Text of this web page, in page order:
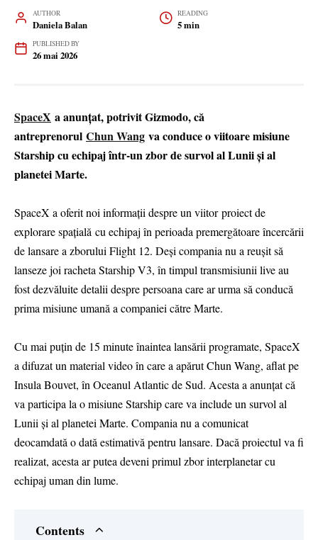
AUTHOR
Daniela Balan
READING
5 min
PUBLISHED BY
26 mai 2026
SpaceX a anunțat, potrivit Gizmodo, că
antreprenorul Chun Wang va conduce o viitoare misiune
Starship cu echipaj într-un zbor de survol al Lunii și al
planetei Marte.
SpaceX a oferit noi informații despre un viitor proiect de
explorare spațială cu echipaj în perioada premergătoare încercării
de lansare a zborului Flight 12. Deși compania nu a reușit să
lanseze joi racheta Starship V3, în timpul transmisiunii live au
fost dezvăluite detalii despre persoana care ar urma să conducă
prima misiune umană a companiei către Marte.
Cu mai puțin de 15 minute înaintea lansării programate, SpaceX
a difuzat un material video în care a apărut Chun Wang, aflat pe
Insula Bouvet, în Oceanul Atlantic de Sud. Acesta a anunțat că
va participa la o misiune Starship care va include un survol al
Lunii și al planetei Marte. Compania nu a comunicat
deocamdată o dată estimativă pentru lansare. Dacă proiectul va fi
realizat, acesta ar putea deveni primul zbor interplanetar cu
echipaj uman din lume.
Contents